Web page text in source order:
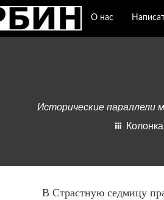
О нас
Исторические параллели
Колонка
В Страстную седмицу